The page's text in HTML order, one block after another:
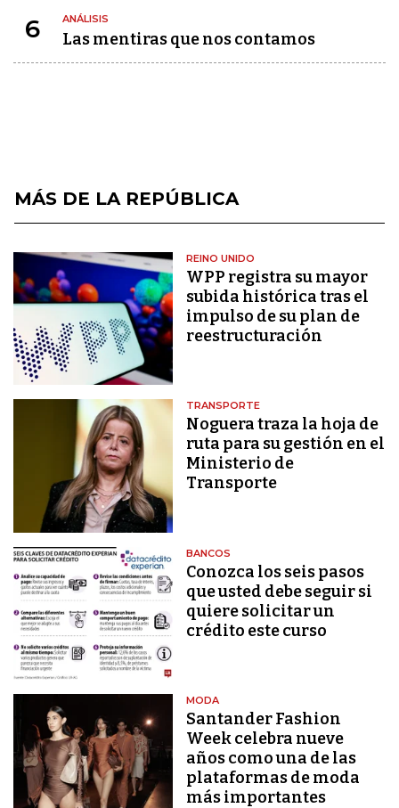
6 ANÁLISIS
Las mentiras que nos contamos
MÁS DE LA REPÚBLICA
REINO UNIDO
WPP registra su mayor
subida histórica tras el
impulso de su plan de
reestructuración
TRANSPORTE
Noguera traza la hoja de
ruta para su gestión en el
Ministerio de
Transporte
BANCOS
Conozca los seis pasos
que usted debe seguir si
quiere solicitar un
crédito este curso
MODA
Santander Fashion
Week celebra nueve
años como una de las
plataformas de moda
más importantes